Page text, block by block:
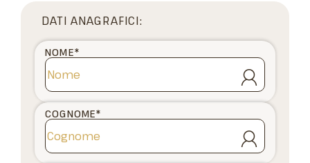
DATI ANAGRAFICI:
NOME*
COGNOME*